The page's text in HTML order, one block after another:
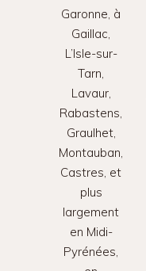
Garonne, à
Gaillac,
L’Isle-sur-
Tarn,
Lavaur,
Rabastens,
Graulhet,
Montauban,
Castres, et
plus
largement
en Midi-
Pyrénées,